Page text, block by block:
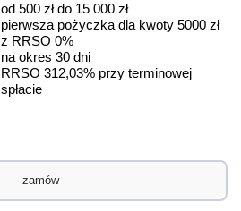
od 500 zł do 15 000 zł
pierwsza pożyczka dla kwoty 5000 zł
z RRSO 0%
na okres 30 dni
RRSO 312,03% przy terminowej
spłacie
zamów